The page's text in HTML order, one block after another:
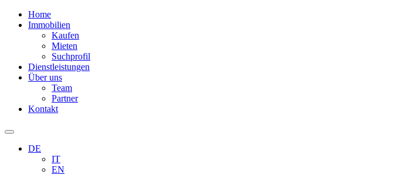
Home
Immobilien
Kaufen
Mieten
Suchprofil
Dienstleistungen
Über uns
Team
Partner
Kontakt
DE
IT
EN